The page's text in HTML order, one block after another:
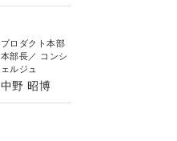
プロダクト本部
本部長／ コンシ
ェルジュ
中野 昭博